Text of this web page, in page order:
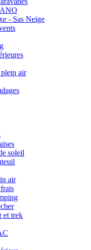
- Sas Neige
plein air
soleil
air
et trek